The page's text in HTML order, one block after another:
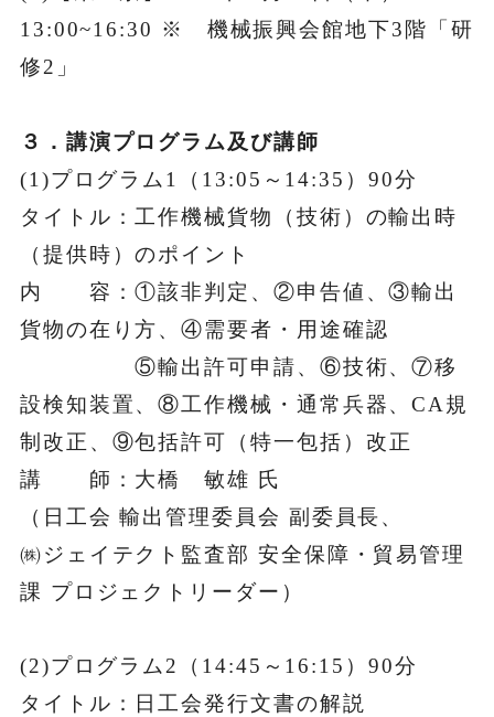
13:00~16:30 ※ 機械振興会館地下3階「研
修2」
３．講演プログラム及び講師
(1)プログラム1（13:05～14:35）90分
タイトル：工作機械貨物（技術）の輸出時
（提供時）のポイント
内 容：①該非判定、②申告値、③輸出
貨物の在り方、④需要者・用途確認
⑤輸出許可申請、⑥技術、⑦移
設検知装置、⑧工作機械・通常兵器、CA規
制改正、 ⑨包括許可（特一包括）改正
講 師：大橋 敏雄 氏
（日工会 輸出管理委員会 副委員長、
㈱ジェイテクト監査部 安全保障・貿易管理
課 プロジェクトリーダー）
(2)プログラム2（14:45～16:15）90分
タイトル：日工会発行文書の解説